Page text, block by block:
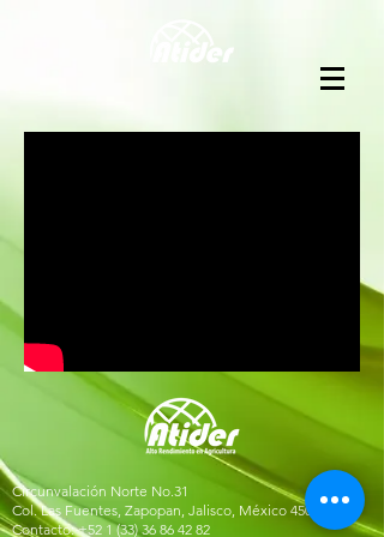
Circunvalación Norte No.31
Col. Las Fuentes, Zapopan, Jalisco, México 45070
Contacto:+52 1 (33) 36 86 42 82